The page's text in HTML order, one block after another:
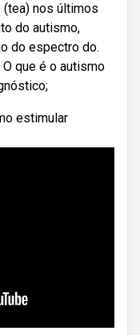
nos últimos
do autismo,
do espectro do.
que é o autismo
estimular